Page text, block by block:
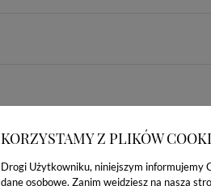
KORZYSTAMY Z PLIKÓW
Drogi Użytkowniku, niniejszym informujemy
dane osobowe. Zanim wejdziesz na naszą